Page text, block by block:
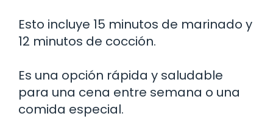
Esto incluye 15 minutos de marinado y
12 minutos de cocción.
Es una opción rápida y saludable
para una cena entre semana o una
comida especial.